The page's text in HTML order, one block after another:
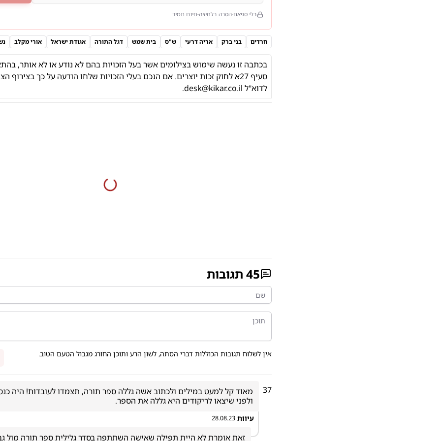
בלי ספאם הסרה בלחיצה חינם תמיד
חרדים בני ברק אריה דרעי ש"ס בית שמש דגל התורה אגודת ישראל אורי מקלב
בכתבה זו נעשה שימוש בצילומים אשר בעל הזכויות בהם לא נודע או לא אותר,
סעיף 27א לחוק זכות יוצרים. אם הנכם בעלי הזכויות שלחו הודעה על כך בצירוף
לדוא"ל desk@kikar.co.il
.
45תגובות
אין לשלוח תגובות הכוללות דברי הסתה, לשון הרע ותוכן החורג מגבול הטעם הטוב.
37
ולפני שיצאו לריקודים היא גללה את הספר.
עיוות 28.08.23